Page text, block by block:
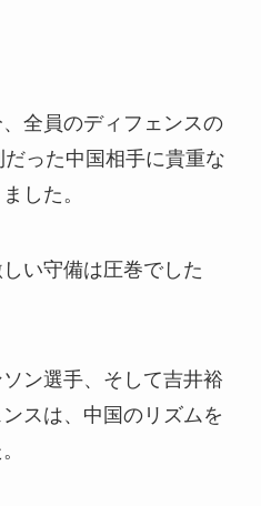
全員のディフェンスの
った中国相手に貴重な
した。
い守備は圧巻でした
ン選手、そして吉井裕
スは、中国のリズムを